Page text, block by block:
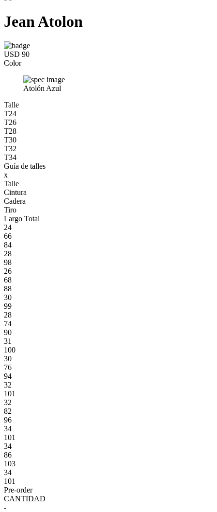
Jean Atolon
USD 90
Color
Atolón Azul
Talle
T24
T26
T28
T30
T32
T34
Guía de talles
x
Talle
Cintura
Cadera
Tiro
Largo Total
24
66
84
28
98
26
68
88
30
99
28
74
90
31
100
30
76
94
32
101
32
82
96
34
101
34
86
103
34
101
Pre-order
CANTIDAD
-